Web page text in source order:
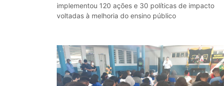
implementou 120 ações e 30 políticas de impacto
voltadas à melhoria do ensino público